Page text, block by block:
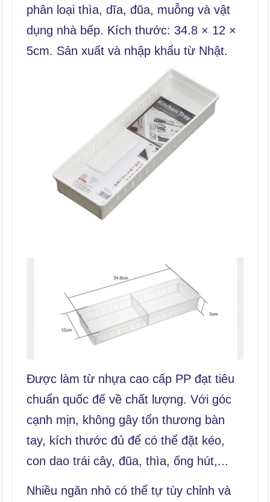
phân loại thìa, dĩa, đũa, muỗng và vật
dụng nhà bếp. Kích thước: 34.8 × 12 ×
5cm. Sản xuất và nhập khẩu từ Nhật.
Được làm từ nhựa cao cấp PP đạt tiêu
chuẩn quốc đế về chất lượng. Với góc
cạnh mịn, không gây tổn thương bàn
tay, kích thước đủ để có thể đặt kéo,
con dao trái cây, đũa, thìa, ống hút,...
Nhiều ngăn nhỏ có thể tự tùy chỉnh và